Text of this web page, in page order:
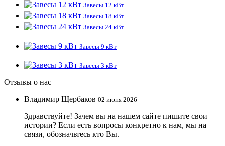
Завесы 12 кВт
Завесы 18 кВт
Завесы 24 кВт
Завесы 9 кВт
Завесы 3 кВт
Отзывы о нас
Владимир Щербаков 02 июня 2026
Здравствуйте! Зачем вы на нашем сайте пишите свои
истории? Если есть вопросы конкретно к нам, мы на
связи, обозначьтесь кто Вы.